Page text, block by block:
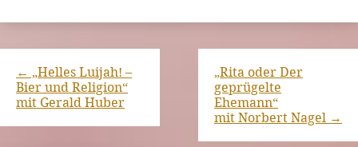
← „Helles Luijah! –
Bier und Religion“
mit Gerald Huber
„Rita oder Der
geprügelte
Ehemann“
mit Norbert Nagel →